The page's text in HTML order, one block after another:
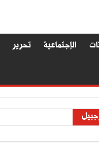
الإجتماعية تحرير